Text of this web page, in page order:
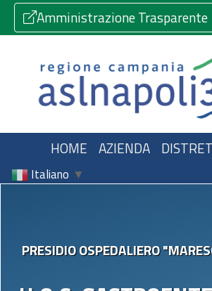
Amministrazione Trasparente
HOME AZIENDA
Italiano ▼
PRESIDIO OSPEDALIERO